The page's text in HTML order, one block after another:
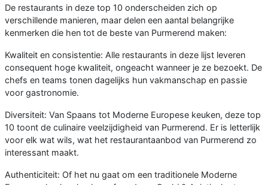
De restaurants in deze top 10 onderscheiden zich op
verschillende manieren, maar delen een aantal belangrijke
kenmerken die hen tot de beste van Purmerend maken:
Kwaliteit en consistentie: Alle restaurants in deze lijst leveren
consequent hoge kwaliteit, ongeacht wanneer je ze bezoekt. De
chefs en teams tonen dagelijks hun vakmanschap en passie
voor gastronomie.
Diversiteit: Van Spaans tot Moderne Europese keuken, deze top
10 toont de culinaire veelzijdigheid van Purmerend. Er is letterlijk
voor elk wat wils, wat het restaurantaanbod van Purmerend zo
interessant maakt.
Authenticiteit: Of het nu gaat om een traditionele Moderne